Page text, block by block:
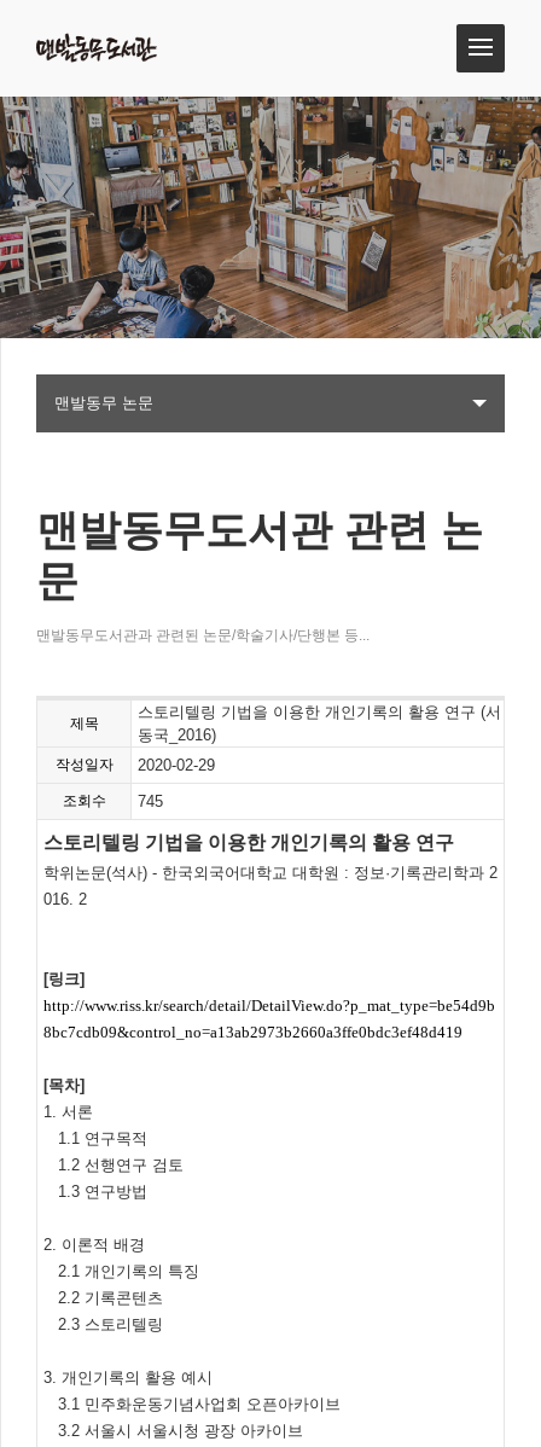
맨발동무 논문
맨발동무도서관 관련 논
문
맨발동무도서관과 관련된 논문/학술기사/단행본 등...
제목
스토리텔링 기법을 이용한 개인기록의 활용 연구 (서
동국_2016)
작성일자 2020-02-29
조회수 745
스토리텔링 기법을 이용한 개인기록의 활용 연구
학위논문(석사) - 한국외국어대학교 대학원 : 정보·기록관리학과 2
016. 2
[링크]
http://www.riss.kr/search/detail/DetailView.do?p_mat_type=be54d9b
8bc7cdb09&control_no=a13ab2973b2660a3ffe0bdc3ef48d419
[목차]
1. 서론
1.1 연구목적
1.2 선행연구 검토
1.3 연구방법
2. 이론적 배경
2.1 개인기록의 특징
2.2 기록콘텐츠
2.3 스토리텔링
3. 개인기록의 활용 예시
3.1 민주화운동기념사업회 오픈아카이브
3.2 서울시 서울시청 광장 아카이브